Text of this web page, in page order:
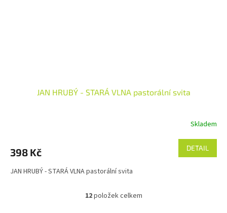
JAN HRUBÝ - STARÁ VLNA pastorální svita
Skladem
398 Kč DETAIL
JAN HRUBÝ - STARÁ VLNA pastorální svita
O
12položek celkem